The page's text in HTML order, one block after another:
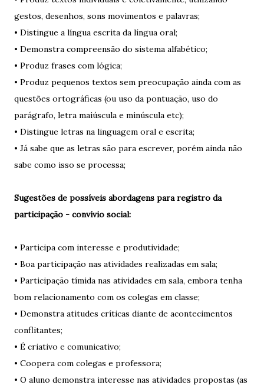
gestos, desenhos, sons movimentos e palavras;
• Distingue a língua escrita da língua oral;
• Demonstra compreensão do sistema alfabético;
• Produz frases com lógica;
• Produz pequenos textos sem preocupação ainda com as
questões ortográficas (ou uso da pontuação, uso do
parágrafo, letra maiúscula e minúscula etc);
• Distingue letras na linguagem oral e escrita;
• Já sabe que as letras são para escrever, porém ainda não
sabe como isso se processa;
Sugestões de possíveis abordagens para registro da
participação - convívio social:
• Participa com interesse e produtividade;
• Boa participação nas atividades realizadas em sala;
• Participação tímida nas atividades em sala, embora tenha
bom relacionamento com os colegas em classe;
• Demonstra atitudes críticas diante de acontecimentos
conflitantes;
• É criativo e comunicativo;
• Coopera com colegas e professora;
• O aluno demonstra interesse nas atividades propostas (as